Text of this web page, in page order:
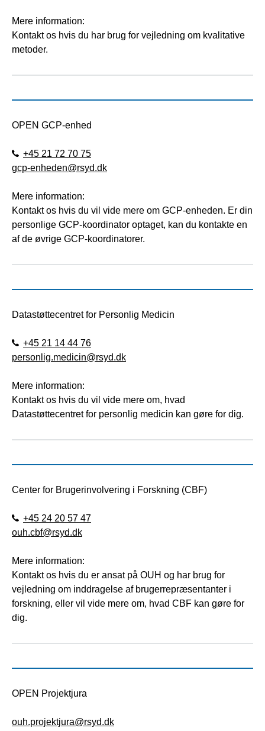
Mere information:
Kontakt os hvis du har brug for vejledning om kvalitative
metoder.
OPEN GCP-enhed
+45 21 72 70 75
gcp-enheden@rsyd.dk
Mere information:
Kontakt os hvis du vil vide mere om GCP-enheden. Er din
personlige GCP-koordinator optaget, kan du kontakte en
af de øvrige GCP-koordinatorer.
Datastøttecentret for Personlig Medicin
+45 21 14 44 76
personlig.medicin@rsyd.dk
Mere information:
Kontakt os hvis du vil vide mere om, hvad
Datastøttecentret for personlig medicin kan gøre for dig.
Center for Brugerinvolvering i Forskning (CBF)
+45 24 20 57 47
ouh.cbf@rsyd.dk
Mere information:
Kontakt os hvis du er ansat på OUH og har brug for
vejledning om inddragelse af brugerrepræsentanter i
forskning, eller vil vide mere om, hvad CBF kan gøre for
dig.
OPEN Projektjura
ouh.projektjura@rsyd.dk